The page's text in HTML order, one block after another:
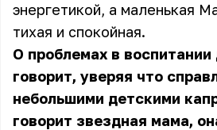
энергетикой, а маленькая
тихая и спокойная.
О проблемах в
говорит, уверяя что
небольшими детскими
говорит звездная мама,